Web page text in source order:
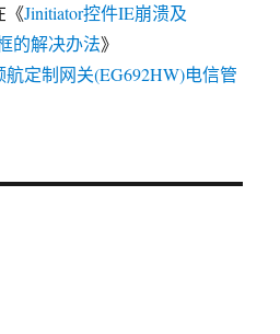
《Jinitiator控件IE崩溃及
的解决办法》
航定制网关(EG692HW)电信管